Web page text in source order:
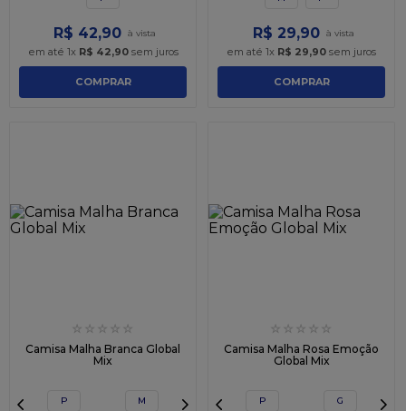
R$ 42,90
em até 1x R$ 42,90sem juros
COMPRAR
R$ 29,90
em até 1x R$ 29,90 sem juros
COMPRAR
☆ ☆ ☆ ☆ ☆
Camisa Malha Branca Global
Mix
P M
☆ ☆ ☆ ☆ ☆
Camisa Malha Rosa Emoção
Global Mix
P G